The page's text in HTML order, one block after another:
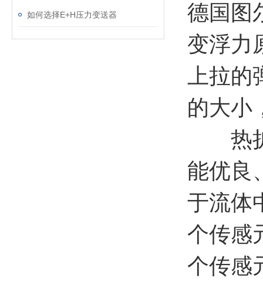
如何选择E+H压力变送器
德国图
变浮力
上拉
的大小
热扩
能优良
于流体
个传感
个传感